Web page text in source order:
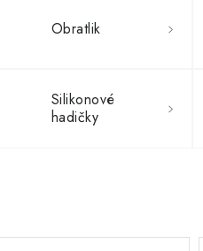
Obratlik
Silikonové
hadičky